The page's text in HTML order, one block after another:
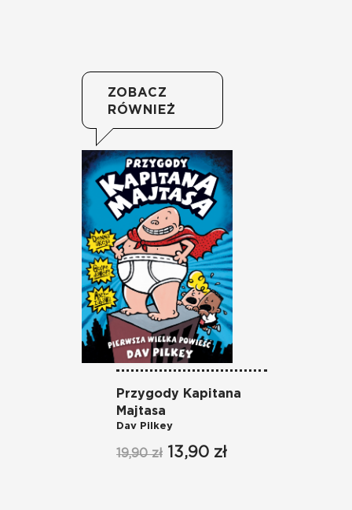
ZOBACZ
RÓWNIEŻ
Przygody Kapitana
Majtasa
Dav Pilkey
19,90 zł 13,90 zł